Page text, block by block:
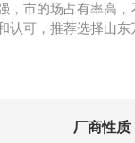
，市的场占有率高
认可，推荐选择山东
厂商性质